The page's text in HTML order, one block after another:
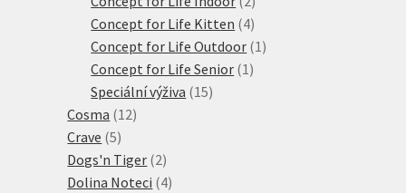
produkty
Concept for Life Kitten 44
produkty
Concept for Life Outdoor 1 1
Concept for Life Senior 1 1
Speciální výživa 1515
Cosma 1212
Crave 55
produktů
Dogs'n Tiger 22
produkty
Dolina Noteci 44